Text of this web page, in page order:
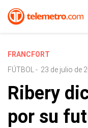
FRANCFORT
FÚTBOL
- 23 de julio de
Ribery
por su